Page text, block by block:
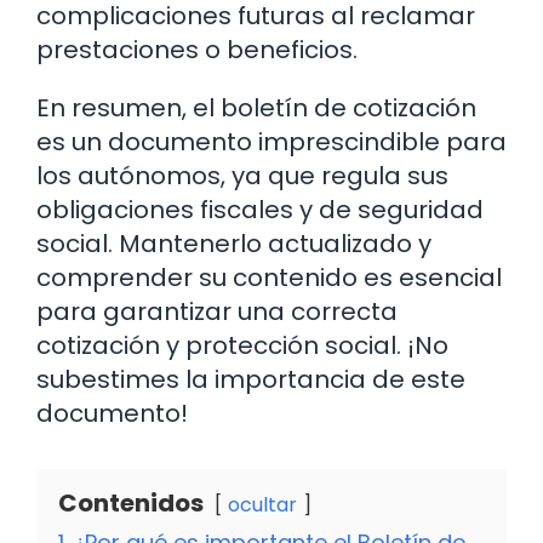
complicaciones futuras al reclamar
prestaciones o beneficios.
En resumen, el boletín de cotización
es un documento imprescindible para
los autónomos, ya que regula sus
obligaciones fiscales y de seguridad
social. Mantenerlo actualizado y
comprender su contenido es esencial
para garantizar una correcta
cotización y protección social. ¡No
subestimes la importancia de este
documento!
Contenidos ocultar